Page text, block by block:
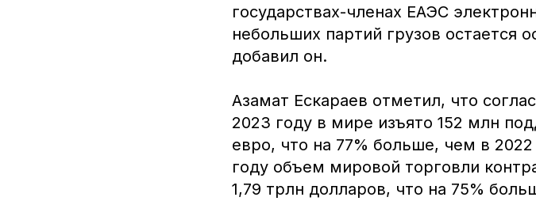
государствах-членах ЕАЭС
небольших партий грузов остается
добавил он.
Азамат Ескараев отметил, что
2023 году в мире изъято 152 млн
евро, что на 77% больше, чем в
году объем мировой торговли
1,79 трлн долларов, что на 75%